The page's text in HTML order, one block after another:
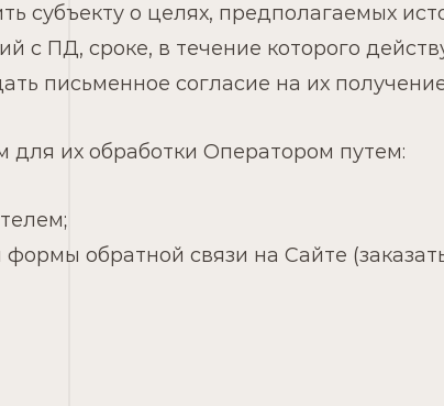
субъекту о целях, предполагаемых
с ПД, сроке, в течение которого
письменное согласие на их
для их обработки Оператором путем:
обратной связи на Сайте